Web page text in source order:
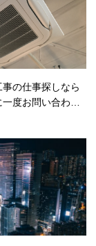
の仕事探しなら
度お問い合わせ